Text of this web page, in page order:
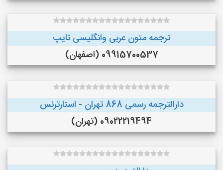
ترجمه متون عربی وانگلیسی تایپ
09915700537 (اصفهان)
دارالترجمه رسمی 868 تهران - استارترنس
09022219494 (تهران)